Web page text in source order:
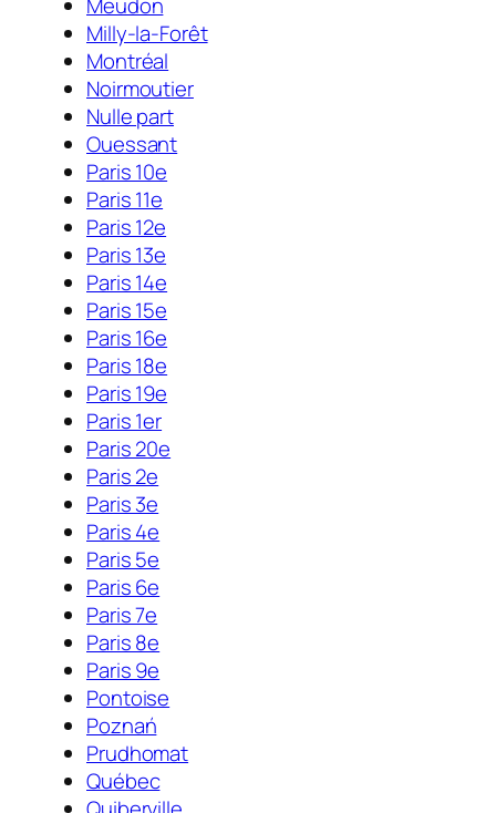
Meudon
Milly-la-Forêt
Montréal
Noirmoutier
Nulle part
Ouessant
Paris 10e
Paris 11e
Paris 12e
Paris 13e
Paris 14e
Paris 15e
Paris 16e
Paris 18e
Paris 19e
Paris 1er
Paris 20e
Paris 2e
Paris 3e
Paris 4e
Paris 5e
Paris 6e
Paris 7e
Paris 8e
Paris 9e
Pontoise
Poznań
Prudhomat
Québec